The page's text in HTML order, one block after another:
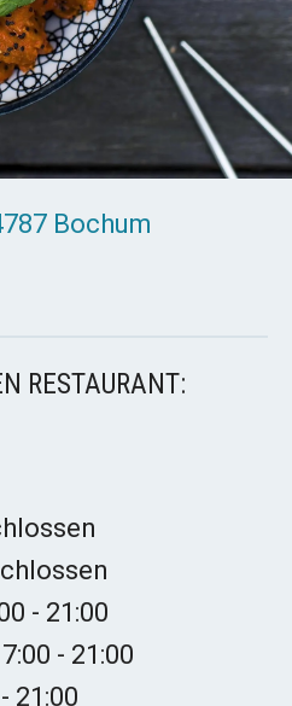
Bochum
RESTAURANT:
- 21:00
- 21:00
21:00